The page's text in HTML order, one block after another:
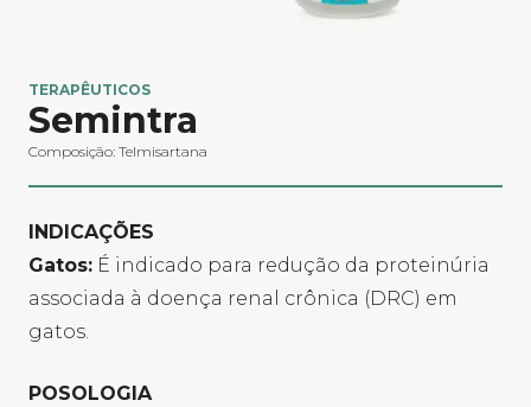
TERAPÊUTICOS
Semintra
Composição: Telmisartana
INDICAÇÕES
Gatos: É indicado para redução da proteinúria
associada à doença renal crônica (DRC) em
gatos.
POSOLOGIA